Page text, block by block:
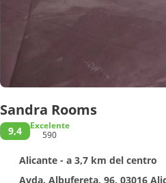
Sandra Rooms
9,4
Excelente
590
Alicante - a 3,7 km del centro
Avda. Albufereta, 96, 03016 Alicante,